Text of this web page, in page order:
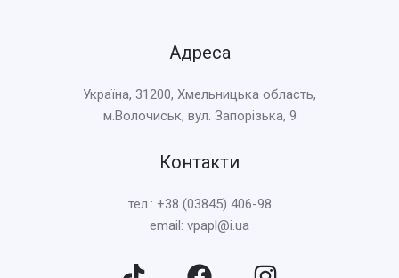
Адреса
Україна, 31200, Хмельницька область,
м.Волочиськ, вул. Запорізька, 9
Контакти
тел.: +38 (03845) 406-98
email: vpapl@i.ua